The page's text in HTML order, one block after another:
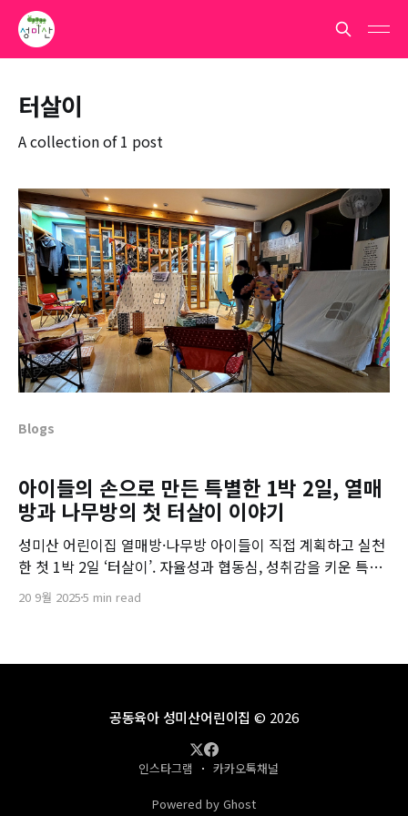
터살이
A collection of 1 post
Blogs
아이들의 손으로 만든 특별한 1박 2일, 열매
방과 나무방의 첫 터살이 이야기
성미산 어린이집 열매방·나무방 아이들이 직접 계획하고 실천
한 첫 1박 2일 ‘터살이’. 자율성과 협동심, 성취감을 키운 특별
한 성장 이야기를 전합니다.
20 9월 20255 min read
공동육아 성미산어린이집 © 2026
인스타그램 카카오톡채널
Powered by Ghost